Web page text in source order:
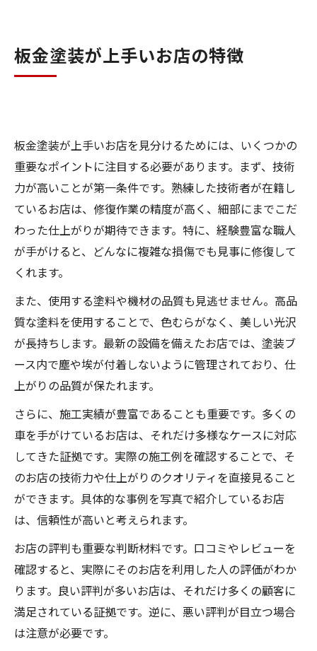
板金塗装が上手いお店の特徴
板金塗装が上手いお店を見分けるためには、いくつかの
重要なポイントに注目する必要があります。まず、技術
力が高いことが第一条件です。熟練した技術者が在籍し
ているお店は、修復作業の精度が高く、細部にまでこだ
わった仕上がりが期待できます。特に、経験豊富な職人
が手がけると、どんなに複雑な損傷でも見事に修復して
くれます。
また、使用する塗料や機材の品質も見逃せません。高品
質な塗料を使用することで、色むらがなく、美しい光沢
が長持ちします。最新の設備を備えたお店では、塗装ブ
ース内で塵や埃が付着しないように管理されており、仕
上がりの品質が保たれます。
さらに、施工実績が豊富であることも重要です。多くの
車を手がけているお店は、それだけ多様なケースに対応
してきた証拠です。実際の施工例を確認することで、そ
のお店の技術力や仕上がりのクオリティを直接見ること
ができます。具体的な事例を写真で紹介しているお店
は、信頼性が高いと考えられます。
お店の評判も重要な判断材料です。口コミやレビューを
確認すると、実際にそのお店を利用した人の評価がわか
ります。良い評判が多いお店は、それだけ多くの顧客に
満足されている証拠です。逆に、悪い評判が目立つ場合
は注意が必要です。